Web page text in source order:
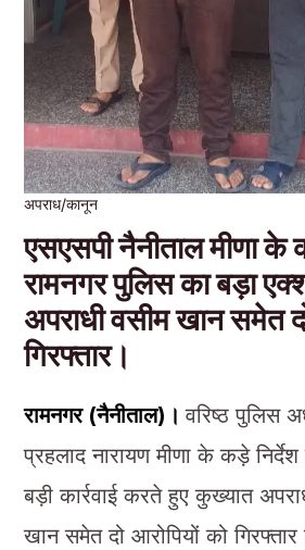
अपराध/कानून
एसएसपी नैनीताल मीणा के
रामनगर पुलिस का बड़ा
अपराधी वसीम खान समेत
गिरफ्तार।
रामनगर (नैनीताल)।वरिष्ठ पुलिस
प्रहलाद नारायण मीणा के कड़े
बड़ी कार्रवाई करते हुए कुख्यात
खान समेत दो आरोपियों को गिरफ्तार